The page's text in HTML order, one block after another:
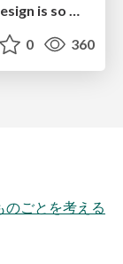
0 360
のごとを考える